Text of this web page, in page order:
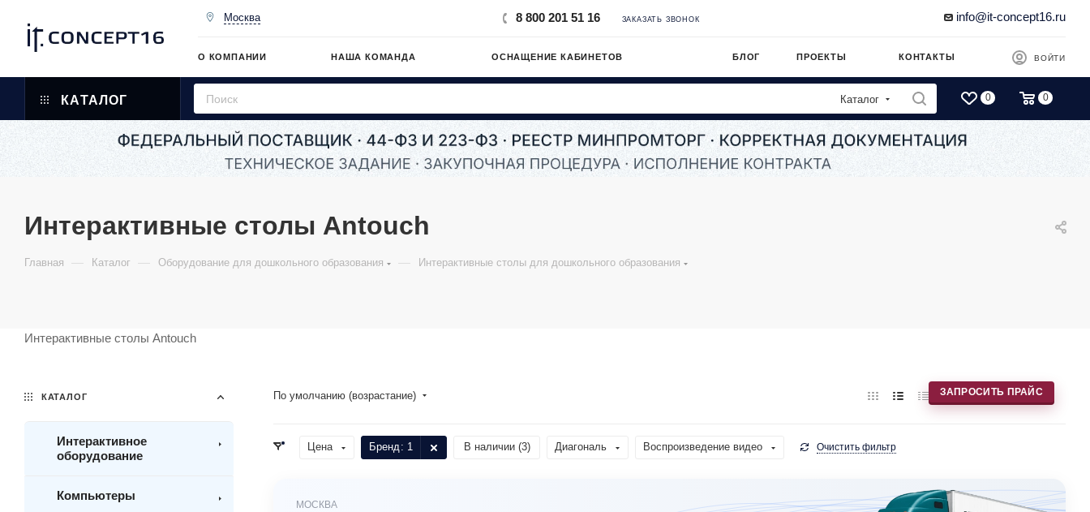
Москва 8 800 201 51 16 ЗАКАЗАТЬ ЗВОНОК info@it-concept16.ru
О КОМПАНИИ НАША КОМАНДА ОСНАЩЕНИЕ КАБИНЕТОВ БЛОГ ПРОЕКТЫ КОНТАКТЫ ВОЙТИ
КАТАЛОГ Каталог 0 0
Интерактивные столы Antouch
Главная — Каталог — Оборудование для дошкольного образования — Интерактивные столы для дошкольного образования
Интерактивные столы Antouch
По умолчанию (возрастание) ЗАПРОСИТЬ ПРАЙС
Цена Бренд: 1 В наличии (3) Диагональ Воспроизведение видео Очистить фильтр
МОСКВА
КАТАЛОГ
Интерактивное
оборудование
Компьютеры